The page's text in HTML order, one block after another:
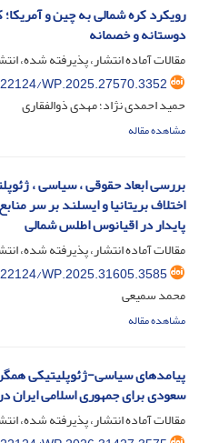
رویکرد کره شمالی به چین و
دوستانه و خصمانه
مقالات آماده انتشار، پذیرفته شده،
WP.2025.27570.3352
حمید احمدی نژاد؛ مهدی ذوالفقاری
مشاهده مقاله
بررسی ابعاد حقوقی ، سیاسی ،
اختلاف بریتانیا و ایسلند بر سر
پایدار در اقیانوس اطلس شمالی
مقالات آماده انتشار، پذیرفته شده،
WP.2025.31605.3585
محمد سمیعی
مشاهده مقاله
پیامدهای سیاسی-ژئوپلیتیکی
سعودی برای جمهوری اسلامی ایران
مقالات آماده انتشار، پذیرفته شده،